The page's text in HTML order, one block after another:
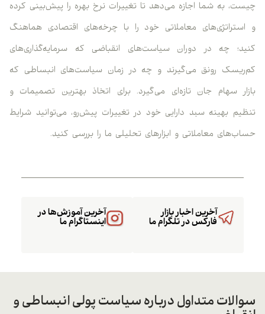
چیست، به شما اجازه می‌دهد تا تغییرات نرخ بهره را پیش‌بینی کرده
و استراتژی‌های معاملاتی خود را با چرخه‌های اقتصادی هماهنگ
کنید؛ چه در دوران سیاست‌های انقباضی که سرمایه‌گذاری‌های
کم‌ریسک رونق می‌گیرند و چه در زمان سیاست‌های انبساطی که
بازار سهام جان تازه‌ای می‌گیرد. برای اتخاذ بهترین تصمیمات و
تنظیم بهینه سبد دارایی خود در تغییرات پیش‌رو، می‌توانید شرایط
حساب‌های معاملاتی و ابزارهای تحلیلی ما را بررسی کنید.
آخرین آموزش‌ها در
اینستاگرام ما
آخرین اخبار بازار
فارکس در تلگرام ما
سوالات متداول درباره سیاست پولی انبساطی و